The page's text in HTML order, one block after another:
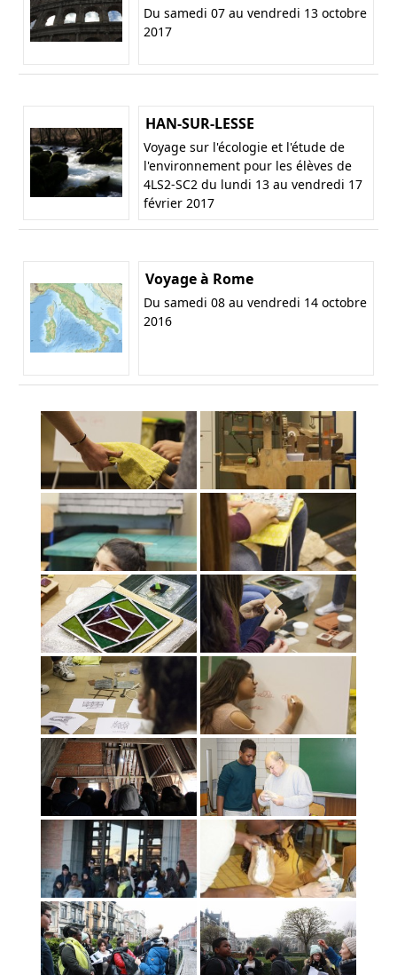
Du samedi 07 au vendredi 13 octobre
2017
HAN-SUR-LESSE
Voyage sur l'écologie et l'étude de
l'environnement pour les élèves de
4LS2-SC2 du lundi 13 au vendredi 17
février 2017
Voyage à Rome
Du samedi 08 au vendredi 14 octobre
2016